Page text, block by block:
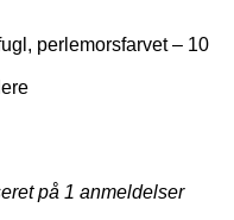
perlemorsfarvet – 10
på 1 anmeldelser